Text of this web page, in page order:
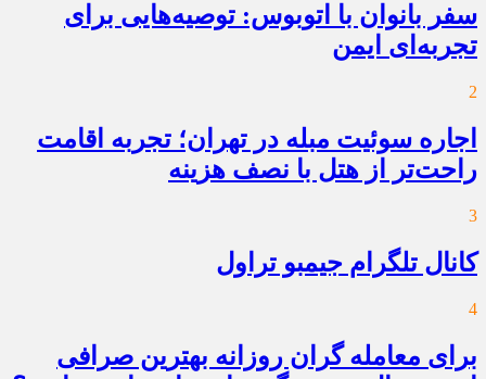
سفر بانوان با اتوبوس: توصیه‌هایی برای
تجربه‌ای ایمن
2
اجاره سوئیت مبله در تهران؛ تجربه اقامت
راحت‌تر از هتل با نصف هزینه
3
کانال تلگرام جیمبو تراول
4
برای معامله گران روزانه بهترین صرافی